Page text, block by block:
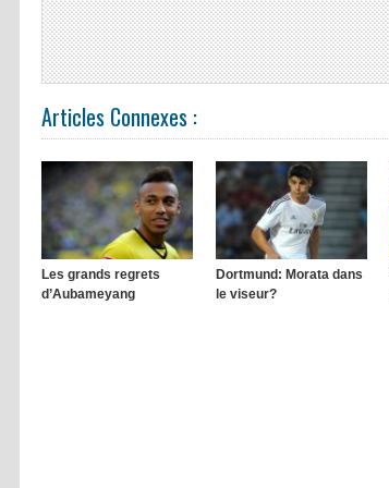
Articles Connexes :
Les grands regrets
d’Aubameyang
Dortmund: Morata dans
le viseur?